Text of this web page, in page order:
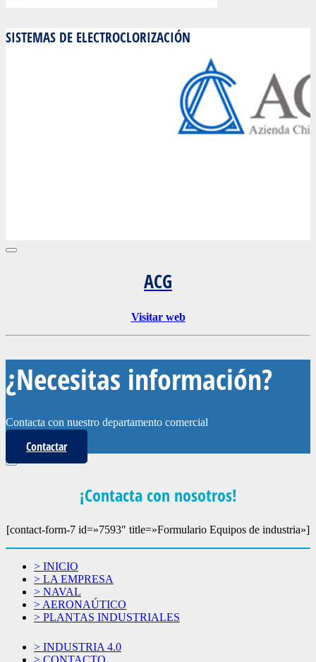
SISTEMAS DE ELECTROCLORIZACIÓN
ACG
Visitar web
¿Necesitas información?
Contacta con nuestro departamento comercial
Contactar
¡Contacta con nosotros!
[contact-form-7 id=»7593″ title=»Formulario Equipos de industria»]
> INICIO
> LA EMPRESA
> NAVAL
> AERONAÚTICO
> PLANTAS INDUSTRIALES
> INDUSTRIA 4.0
> CONTACTO